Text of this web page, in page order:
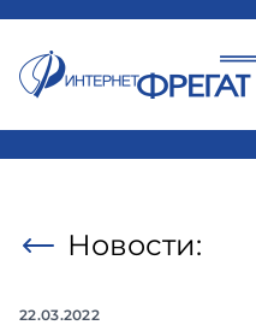
Новости:
22.03.2022